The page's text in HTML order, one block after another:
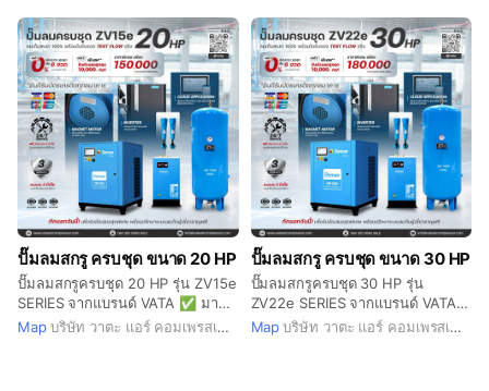
ระบบ Twin Screw แข็งแรง ทนทาน
✅ หน้าจอ 7” Smart Control
Touchscreen ใช้งานง่าย ✅ ถังลม
ขนาดใหญ่ 600 ลิตร ✅ AIR DRYER
รุ่น HA-10F พร้อมชุดกรองลม 2 ตัว
🌿 #เทคโนโลยีประหยัดพลังงานขั้น
สูง ช่วยลดต้นทุนค่าไฟฟ้าในระยะ
ยาว เหมาะสำหรับโรงงานและ
อุตสาหกรรมที่ต้องการเพิ่ม
ประสิทธิภาพและลดค่าใช้จ่าย 🎉
ต่อที่ 1: ผ่อนนาน 0% สูงสุดถึง 6 งวด
(เฉพาะเงื่อนไขที่ร่วมรายการ) 🎉 ต่อ
ที่ 2: พิเศษ!! รับส่วนลดทันทีสูงสุด
10,000 บาท
ระบบ Twin Screw แข็งแรง ทนทาน
✅ หน้าจอ 7” Smart Control
Touchscreen ใช้งานง่าย ✅ ถังลม
ขนาดใหญ่ 600 ลิตร ✅ AIR DRYER
รุ่น HA-15F พร้อมชุดกรองลม 2 ตัว
🌿 #เทคโนโลยีประหยัดพลังงานขั้น
สูง ช่วยลดต้นทุนค่าไฟฟ้าในระยะ
ยาว เหมาะสำหรับโรงงานและ
อุตสาหกรรมที่ต้องการเพิ่ม
ประสิทธิภาพและลดค่าใช้จ่าย 🎉
ต่อที่ 1: ผ่อนนาน 0% สูงสุดถึง 6 งวด
(เฉพาะเงื่อนไขที่ร่วมรายการ) 🎉 ต่อ
ที่ 2: พิเศษ!! รับส่วนลดทันทีสูงสุด
10,000 บาท
ปั๊มลมสกรู ครบชุด ขนาด 20 HP
ปั๊มลมสกรูครบชุด 20 HP รุ่น ZV15e
SERIES จากแบรนด์ VATA ✅ มา
พร้อมระบบ Cloud System ตรวจ
Map บริษัท วาตะ แอร์ คอมเพรสเซอร์ จำกัด
ปั๊มลมสกรู ครบชุด ขนาด 30 HP
ปั๊มลมสกรูครบชุด 30 HP รุ่น
ZV22e SERIES จากแบรนด์ VATA
✅ มาพร้อมระบบ Cloud System
Map บริษัท วาตะ แอร์ คอมเพรสเซอร์ จำกัด